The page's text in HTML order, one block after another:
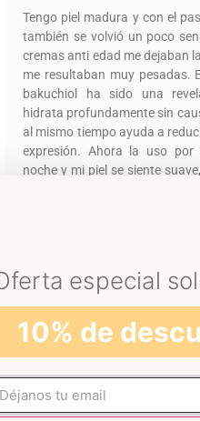
Tengo piel madura y con el
también se volvió un poco
cremas anti edad me dejaban
me resultaban muy pesadas.
bakuchiol ha sido una
hidrata profundamente sin
al mismo tiempo ayuda a
expresión. Ahora la uso
noche y mi piel se siente
luminosa. Es uno de los
Reseñas (10)
mucho más que
especial
10% de
rellenar